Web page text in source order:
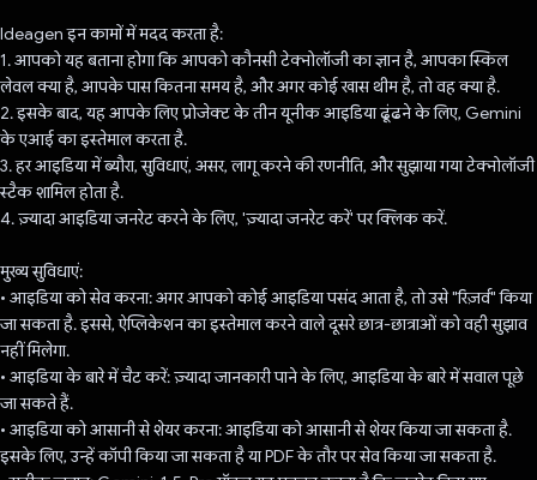
Ideagen इन कामों में मदद करता है:
1. आपको यह बताना होगा कि आपको कौनसी टेक्नोलॉजी का ज्ञान है, आपका स्किल
लेवल क्या है, आपके पास कितना समय है, और अगर कोई खास थीम है, तो वह क्या है.
2. इसके बाद, यह आपके लिए प्रोजेक्ट के तीन यूनीक आइडिया ढूंढने के लिए, Gemini
के एआई का इस्तेमाल करता है.
3. हर आइडिया में ब्यौरा, सुविधाएं, असर, लागू करने की रणनीति, और सुझाया गया टेक्नोलॉजी
स्टैक शामिल होता है.
4. ज़्यादा आइडिया जनरेट करने के लिए, 'ज़्यादा जनरेट करें' पर क्लिक करें.
मुख्य सुविधाएं:
• आइडिया को सेव करना: अगर आपको कोई आइडिया पसंद आता है, तो उसे "रिज़र्व" किया
जा सकता है. इससे, ऐप्लिकेशन का इस्तेमाल करने वाले दूसरे छात्र-छात्राओं को वही सुझाव
नहीं मिलेगा.
• आइडिया के बारे में चैट करें: ज़्यादा जानकारी पाने के लिए, आइडिया के बारे में सवाल पूछे
जा सकते हैं.
• आइडिया को आसानी से शेयर करना: आइडिया को आसानी से शेयर किया जा सकता है.
इसके लिए, उन्हें कॉपी किया जा सकता है या PDF के तौर पर सेव किया जा सकता है.